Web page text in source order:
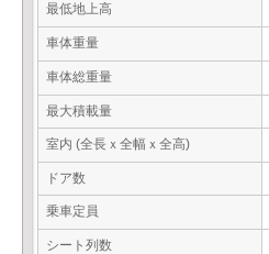
最低地上高
車体重量
車体総重量
最大積載量
室内 (全長ｘ全幅ｘ全高)
ドア数
乗車定員
シート列数